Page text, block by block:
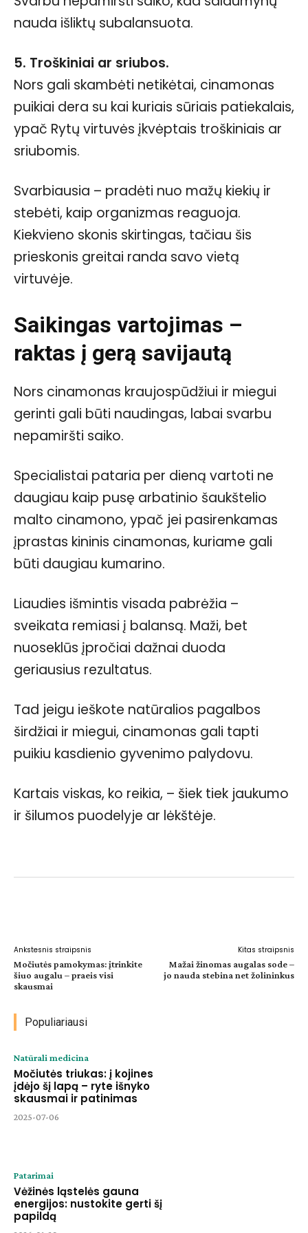
nauda išliktų subalansuota.
5. Troškiniai ar sriubos.
Nors gali skambėti netikėtai, cinamonas
puikiai dera su kai kuriais sūriais patiekalais,
ypač Rytų virtuvės įkvėptais troškiniais ar
sriubomis.
Svarbiausia – pradėti nuo mažų kiekių ir
stebėti, kaip organizmas reaguoja.
Kiekvieno skonis skirtingas, tačiau šis
prieskonis greitai randa savo vietą
virtuvėje.
Saikingas vartojimas –
raktas į gerą savijautą
Nors cinamonas kraujospūdžiui ir miegui
gerinti gali būti naudingas, labai svarbu
nepamiršti saiko.
Specialistai pataria per dieną vartoti ne
daugiau kaip pusę arbatinio šaukštelio
malto cinamono, ypač jei pasirenkamas
įprastas kininis cinamonas, kuriame gali
būti daugiau kumarino.
Liaudies išmintis visada pabrėžia –
sveikata remiasi į balansą. Maži, bet
nuoseklūs įpročiai dažnai duoda
geriausius rezultatus.
Tad jeigu ieškote natūralios pagalbos
širdžiai ir miegui, cinamonas gali tapti
puikiu kasdienio gyvenimo palydovu.
Kartais viskas, ko reikia, – šiek tiek jaukumo
ir šilumos puodelyje ar lėkštėje.
Ankstesnis straipsnis
Močiutės pamokymas: įtrinkite
šiuo augalu – praeis visi
skausmai
Kitas straipsnis
Mažai žinomas augalas sode –
jo nauda stebina net žolininkus
Populiariausi
Natūrali medicina
Močiutės triukas: į kojines
įdėjo šį lapą – ryte išnyko
skausmai ir patinimas
2025-07-06
Patarimai
Vėžinės ląstelės gauna
energijos: nustokite gerti šį
papildą